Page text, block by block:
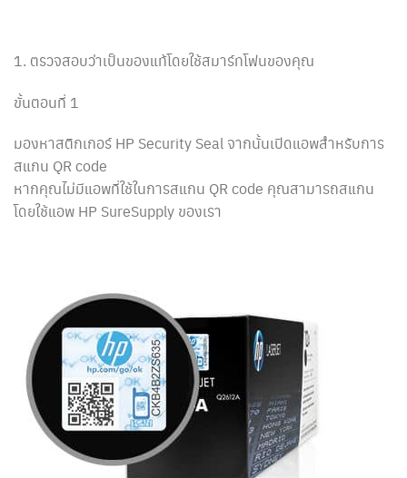
1. ตรวจสอบว่าเป็นของแท้โดยใช้สมาร์ทโฟนของคุณ
ขั้นตอนที่ 1
มองหาสติกเกอร์ HP Security Seal จากนั้นเปิดแอพสำหรับการ
สแกน QR code
หากคุณไม่มีแอพที่ใช้ในการสแกน QR code คุณสามารถสแกน
โดยใช้แอพ HP SureSupply ของเรา